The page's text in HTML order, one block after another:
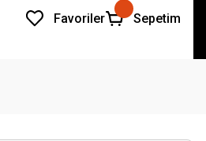
Favoriler Sepetim